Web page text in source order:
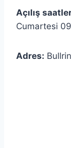
Açılış
Cumartesi
Adres: